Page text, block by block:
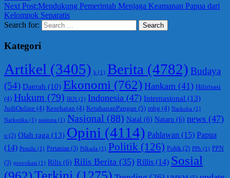
Next Post:Mendukung Pemerintah Menjaga Keamanan Papua dari
Kelompok Separatis
Search for:
Search
Kategori
Artikel (3405) b (1) Berita (4782) Budaya
(54) Daerah (10) Ekonomi (762) Hankam (41) Hilirisasi
(4) Hukum (79) IKN (1) Indonesia (47) Internasional (13)
JudiOnline (4) Kesehatan (4) KetahananPangan (5) mbg (4) Narkoba (1)
Narkotika (1) nasiona (1) Nasional (88) Natal (6) Nataru (6) news (47)
o (2) Olah raga (13) Opini (4114) Pahlawan (15) Papua
(14) Pemilu (1) Pertanian (3) Pilkada (1) Politik (126) Poltik (2) PPh (1) PPN
(3) provokasi (1) Rilis (6) Rilis Berita (35) Rillis (14) Sosial